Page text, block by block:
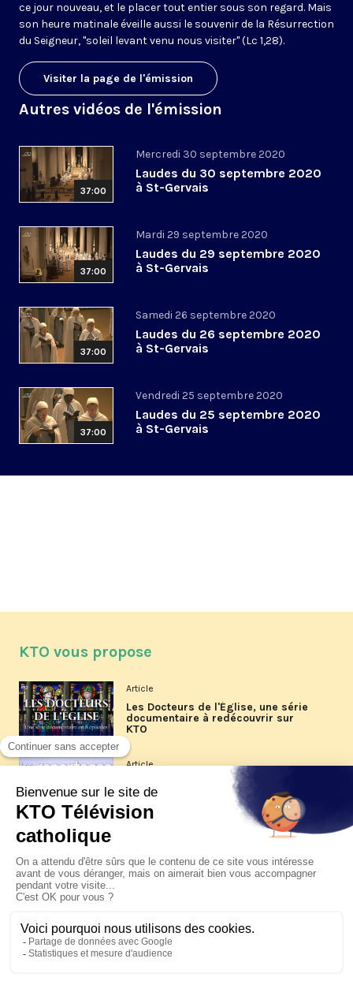
ce jour nouveau, et le placer tout entier sous son regard. Mais
son heure matinale éveille aussi le souvenir de la Résurrection
du Seigneur, "soleil levant venu nous visiter" (Lc 1,28).
Visiter la page de l'émission
Autres vidéos de l'émission
37:00
Mercredi 30 septembre 2020
Laudes du 30 septembre 2020
à St-Gervais
37:00
Mardi 29 septembre 2020
Laudes du 29 septembre 2020
à St-Gervais
37:00
Samedi 26 septembre 2020
Laudes du 26 septembre 2020
à St-Gervais
37:00
Vendredi 25 septembre 2020
Laudes du 25 septembre 2020
à St-Gervais
KTO vous propose
Article
Les Docteurs de l'Église, une série
documentaire à redécouvrir sur
KTO
Article
Les reportages d'été 2026 de KTO
La visite pastorale du pape Léon
XIV à Assise à suivre sur KTO le
jeudi 6 août
Le pape en Uruguay, Argentine et
Pérou du 6 au 17 novembre 2026